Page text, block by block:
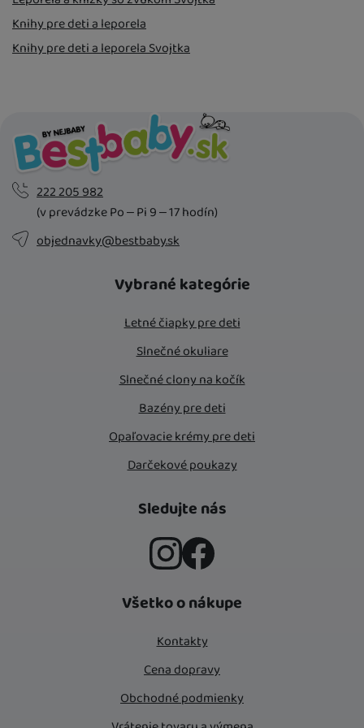
Knihy pre deti a leporela
Knihy pre deti a leporela Svojtka
222 205 982
(v prevádzke Po – Pi 9 – 17 hodín)
objednavky@bestbaby.sk
Vybrané kategórie
Letné čiapky pre deti
Slnečné okuliare
Slnečné clony na kočík
Bazény pre deti
Opaľovacie krémy pre deti
Darčekové poukazy
Sledujte nás
Všetko o nákupe
Kontakty
Cena dopravy
Obchodné podmienky